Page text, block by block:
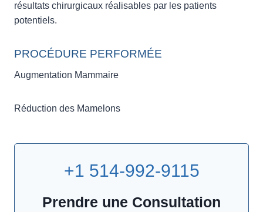
résultats chirurgicaux réalisables par les patients
potentiels.
PROCÉDURE PERFORMÉE
Augmentation Mammaire
Réduction des Mamelons
+1 514-992-9115
Prendre une Consultation